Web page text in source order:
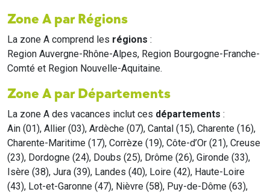
Zone A par Régions
La zone A comprend les régions :
Region Auvergne-Rhône-Alpes, Region Bourgogne-Franche-
Comté et Region Nouvelle-Aquitaine.
Zone A par Départements
La zone A des vacances inclut ces départements :
Ain (01), Allier (03), Ardèche (07), Cantal (15), Charente (16),
Charente-Maritime (17), Corrèze (19), Côte-d’Or (21), Creuse
(23), Dordogne (24), Doubs (25), Drôme (26), Gironde (33),
Isère (38), Jura (39), Landes (40), Loire (42), Haute-Loire
(43), Lot-et-Garonne (47), Nièvre (58), Puy-de-Dôme (63),